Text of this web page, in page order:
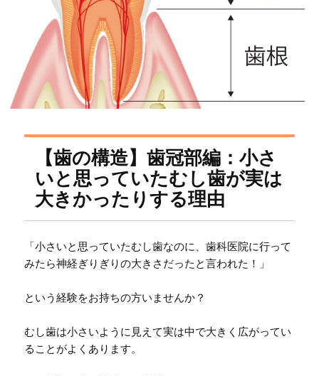
【歯の構造】歯冠部編：小さ
いと思っていたむし歯が実は
大きかったりする理由
「小さいと思っていたむし歯なのに、歯科医院に行って
みたら神経ぎりぎりの大きさだったと言われた！」
という経験をお持ちの方いませんか？
むし歯は小さいように見えて実は中で大きく広がってい
ることがよくあります。